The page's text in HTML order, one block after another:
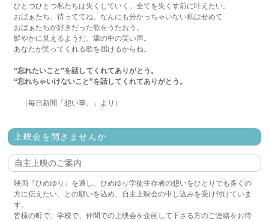
ひとつひとつ私たちは失くしていく。全てを失くす前に叶えたい。
おばぁたち、待っててね、なんにも分かっちゃいない私はせめて
おばぁたちが好きだった歌をうたおう。
鮮やかに見えるようだ。壕の中の笑い声。
あなたが笑ってくれる歌を届けるからね。
“忘れたいこと”を話してくれてありがとう。
“忘れちゃいけないこと”を話してくれてありがとう。
（毎日新聞「想い事。」より）
上映会を開きませんか
自主上映のご案内
映画『ひめゆり』を通し、ひめゆり学徒生存者の想いをひとりでも多くの
方に伝えたい、との願いを込め、自主上映会の申し込みを受け付けていま
す。
皆様の町で、学校で、仲間での上映会を企画して下さる方のご連絡をお待